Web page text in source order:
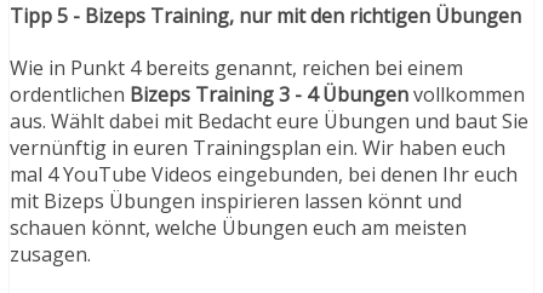
Tipp 5 - Bizeps Training, nur mit den richtigen Übungen
Wie in Punkt 4 bereits genannt, reichen bei einem
ordentlichen Bizeps Training3 - 4 Übungenvollkommen
aus. Wählt dabei mit Bedacht eure Übungen und baut Sie
vernünftig in euren Trainingsplan ein. Wir haben euch
mal 4 YouTube Videos eingebunden, bei denen Ihr euch
mit Bizeps Übungen inspirieren lassen könnt und
schauen könnt, welche Übungen euch am meisten
zusagen.